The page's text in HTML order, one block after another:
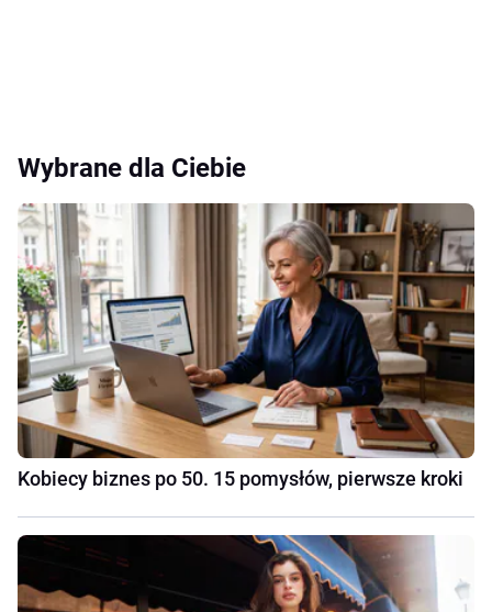
Wybrane dla Ciebie
Kobiecy biznes po 50. 15 pomysłów, pierwsze kroki